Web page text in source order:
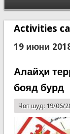
Activities
19 июни
Алайҳи
бояд бурд
Чоп шуд: 19/06/